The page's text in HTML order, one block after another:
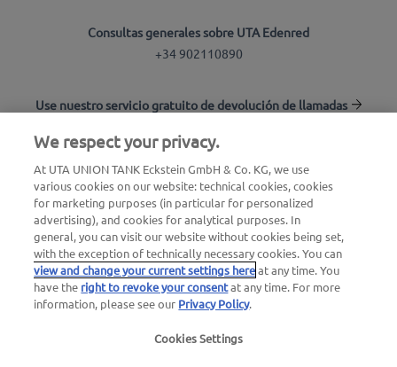
Consultas generales sobre UTA Edenred
+34 902110890
Use nuestro servicio gratuito de devolución de llamadas
Buscador de estaciones
Inicio de sesión en el área de clientes
Acerca de UTA Edenred
Política de privacidad |
We respect your privacy.
At UTA UNION TANK Eckstein GmbH & Co. KG, we use
various cookies on our website: technical cookies, cookies
for marketing purposes (in particular for personalized
advertising), and cookies for analytical purposes. In
general, you can visit our website without cookies being set,
with the exception of technically necessary cookies. You can
view and change your current settings hereat any time. You
have the right to revoke your consentat any time. For more
information, please see our Privacy Policy.
Cookies Settings